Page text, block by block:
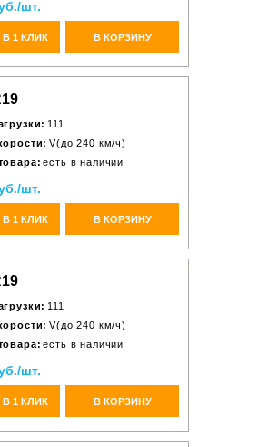
шт.
1 КЛИК В КОРЗИНУ
111
V(до 240 км/ч)
есть в наличии
шт.
1 КЛИК В КОРЗИНУ
111
V(до 240 км/ч)
есть в наличии
шт.
1 КЛИК В КОРЗИНУ